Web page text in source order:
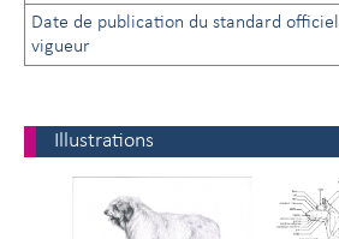
Date de publication du standard
vigueur
Illustrations